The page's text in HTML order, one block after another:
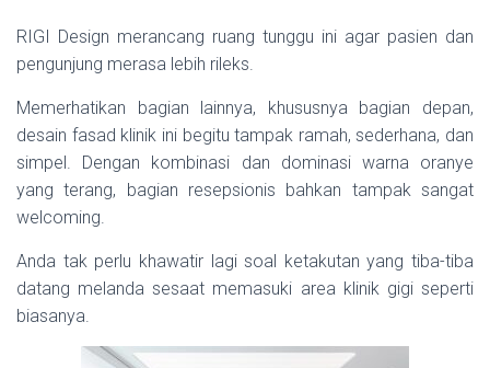
RIGI Design merancang ruang tunggu ini agar pasien dan
pengunjung merasa lebih rileks.
Memerhatikan bagian lainnya, khususnya bagian depan,
desain fasad klinik ini begitu tampak ramah, sederhana, dan
simpel. Dengan kombinasi dan dominasi warna oranye
yang terang, bagian resepsionis bahkan tampak sangat
welcoming.
Anda tak perlu khawatir lagi soal ketakutan yang tiba-tiba
datang melanda sesaat memasuki area klinik gigi seperti
biasanya.